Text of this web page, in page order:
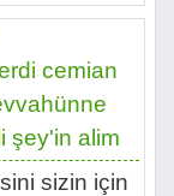
cemian
şey'in alim
sizin için